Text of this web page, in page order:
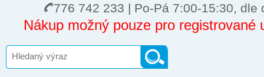
776 742 233 | Po-Pá 7:00-15:30, dle
Nákup možný pouze pro registrované